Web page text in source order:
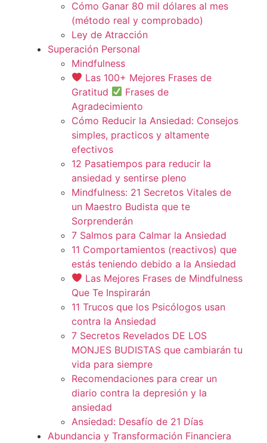
Cómo Ganar 80 mil dólares al mes
(método real y comprobado)
Ley de Atracción
Superación Personal
Mindfulness
Las 100+ Mejores Frases de
Gratitud
Frases de
Agradecimiento
Cómo Reducir la Ansiedad: Consejos
simples, practicos y altamente
efectivos
12 Pasatiempos para reducir la
ansiedad y sentirse pleno
Mindfulness: 21 Secretos Vitales de
un Maestro Budista que te
Sorprenderán
7 Salmos para Calmar la Ansiedad
11 Comportamientos (reactivos) que
estás teniendo debido a la Ansiedad
Las Mejores Frases de Mindfulness
Que Te Inspirarán
11 Trucos que los Psicólogos usan
contra la Ansiedad
7 Secretos Revelados DE LOS
MONJES BUDISTAS que cambiarán tu
vida para siempre
Recomendaciones para crear un
diario contra la depresión y la
ansiedad
Ansiedad: Desafío de 21 Días
Abundancia y Transformación Financiera